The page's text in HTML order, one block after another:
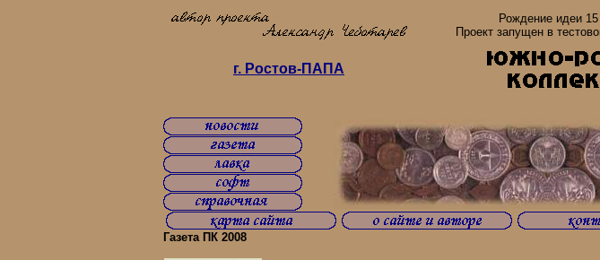
Рождение идеи
Проект запущен в
г. Ростов-ПАПА
Газета ПК 2008